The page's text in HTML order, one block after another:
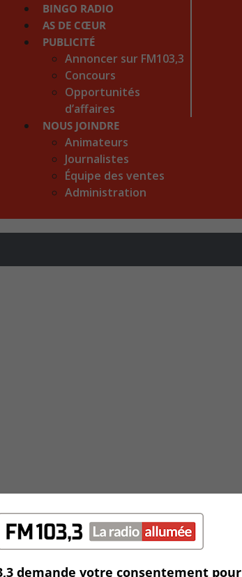
BINGO RADIO
AS DE CŒUR
PUBLICITÉ
Annoncer sur FM103,3
Concours
Opportunités
d’affaires
NOUS JOINDRE
Animateurs
Journalistes
Équipe des ventes
Administration
demande votre consentement pour